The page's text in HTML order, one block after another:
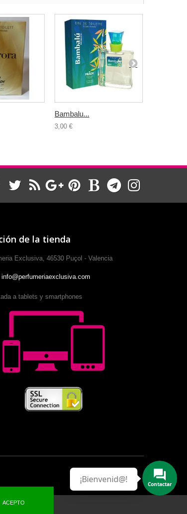
Bambalu...
3,00 €
de la tienda
Exclusiva, 46530 Puçol - Valencia
info@perfumeriaexclusiva.com
a tablets y smartphones
Contactar
¡Bienvenid@!
ACEPTO